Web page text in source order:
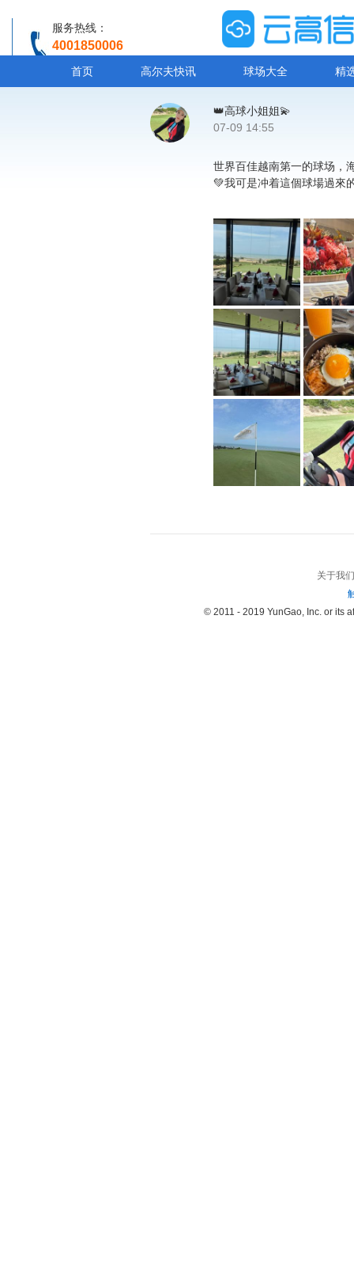
服务热线：
4001850006
首页 高尔夫快讯 球场大全 精
👑高球小姐姐💫
07-09 14:55
世界百佳越南第一的球场，
💚我可是冲着這個球場過來
关于我们
© 2011 - 2019 YunGao, Inc. or its